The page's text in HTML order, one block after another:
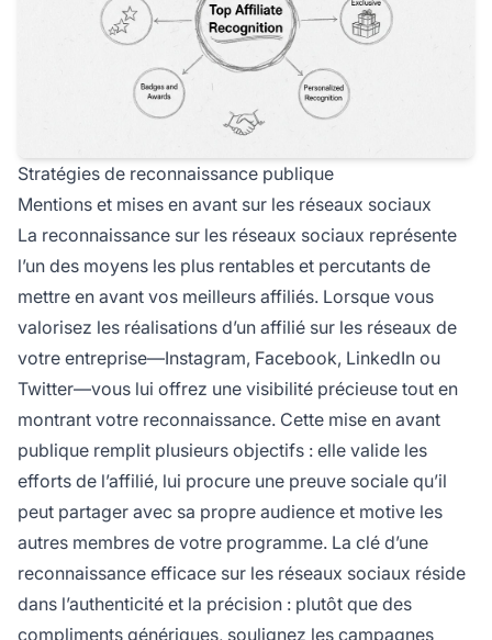
Stratégies de reconnaissance publique
Mentions et mises en avant sur les réseaux sociaux
La reconnaissance sur les réseaux sociaux représente
l’un des moyens les plus rentables et percutants de
mettre en avant vos meilleurs affiliés. Lorsque vous
valorisez les réalisations d’un affilié sur les réseaux de
votre entreprise—Instagram, Facebook, LinkedIn ou
Twitter—vous lui offrez une visibilité précieuse tout en
montrant votre reconnaissance. Cette mise en avant
publique remplit plusieurs objectifs : elle valide les
efforts de l’affilié, lui procure une preuve sociale qu’il
peut partager avec sa propre audience et motive les
autres membres de votre programme. La clé d’une
reconnaissance efficace sur les réseaux sociaux réside
dans l’authenticité et la précision : plutôt que des
compliments génériques, soulignez les campagnes